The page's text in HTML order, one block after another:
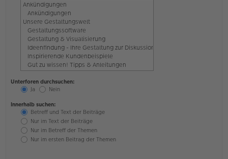
Unterforen durchsuchen:
Ja
Nein
Innerhalb suchen:
Betreff und Text der Beiträge
Nur im Text der Beiträge
Nur im Betreff der Themen
Nur im ersten Beitrag der Themen